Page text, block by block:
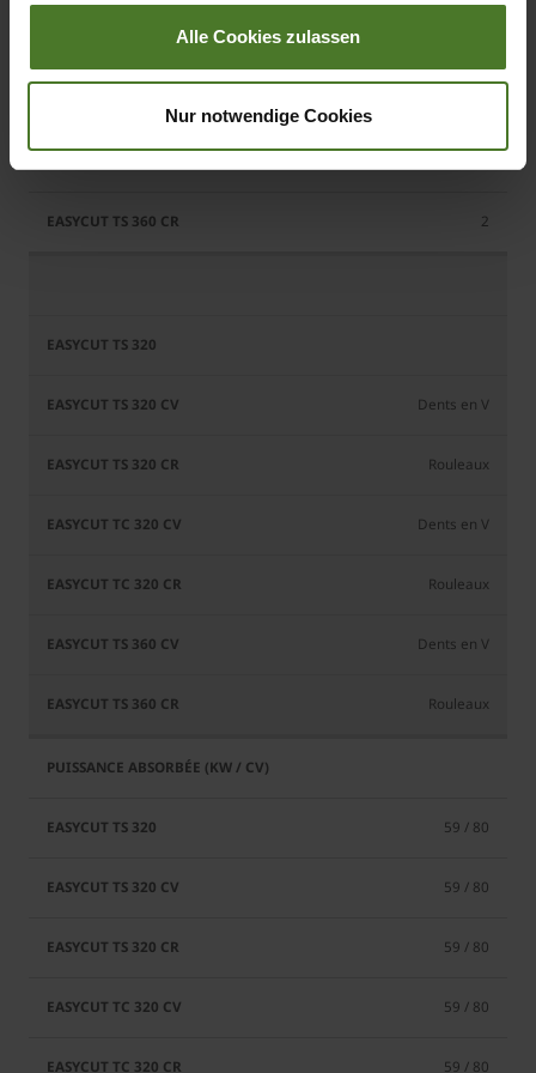
Alle Cookies zulassen
Nur notwendige Cookies
2
Dents en V
Rouleaux
Dents en V
Rouleaux
Dents en V
Rouleaux
59 / 80
59 / 80
59 / 80
59 / 80
59 / 80